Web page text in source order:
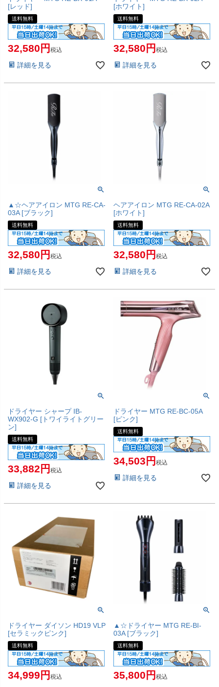
[レッド]
送料無料
32,580 税込
詳細を見る
[ホワイト]
送料無料
32,580 税込
詳細を見る
▲☆ヘアアイロン MTG RE-CA-
03A [ブラック]
送料無料
32,580 税込
詳細を見る
ヘアアイロン MTG RE-CA-02A
[ホワイト]
送料無料
32,580 税込
詳細を見る
ドライヤー シャープ IB-
WX902-G [トワイライトグリー
ン]
送料無料
33,882 税込
詳細を見る
ドライヤー MTG RE-BC-05A
[ピンク]
送料無料
34,503 税込
詳細を見る
ドライヤー ダイソン HD19 VLP
[セラミックピンク]
送料無料
34,999 税込
▲☆ドライヤー MTG RE-BI-
03A [ブラック]
送料無料
35,800 税込